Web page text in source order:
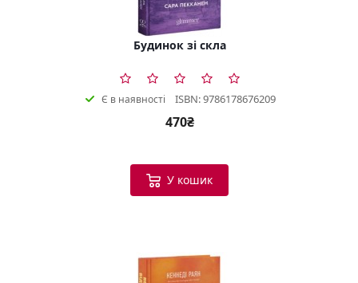
Будинок зі скла
Є в наявності ISBN: 9786178676209
470₴
У кошик